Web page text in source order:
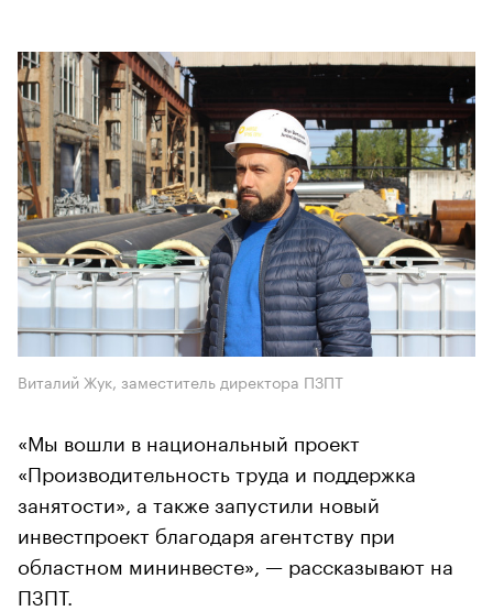
Виталий Жук, заместитель директора ПЗПТ
«Мы вошли в национальный проект
«Производительность труда и поддержка
занятости», а также запустили новый
инвестпроект благодаря агентству при
областном мининвесте», — рассказывают на
ПЗПТ.